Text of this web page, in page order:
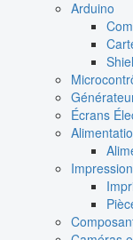
Arduino
Écrans